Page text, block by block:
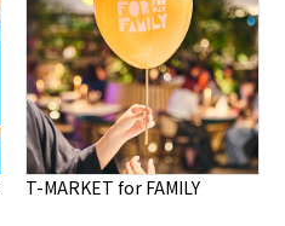
T-MARKET for FAMILY